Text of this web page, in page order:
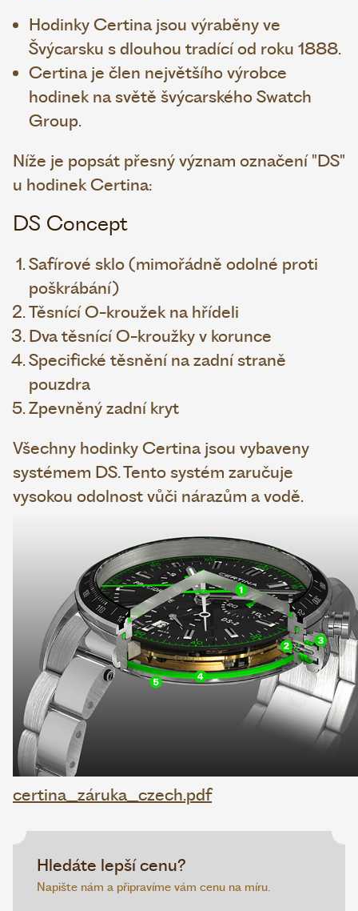
Hodinky Certina jsou výraběny ve
Švýcarsku s dlouhou tradící od roku 1888.
Certina je člen největšího výrobce
hodinek na světě švýcarského Swatch
Group.
Níže je popsát přesný význam označení "DS"
u hodinek Certina:
DS Concept
Safírové sklo (mimořádně odolné proti
poškrábání)
Těsnící O-kroužek na hřídeli
Dva těsnící O-kroužky v korunce
Specifické těsnění na zadní straně
pouzdra
Zpevněný zadní kryt
Všechny hodinky Certina jsou vybaveny
systémem DS. Tento systém zaručuje
vysokou odolnost vůči nárazům a vodě.
certina_záruka_czech.pdf
Hledáte lepší cenu?
Napište nám a připravíme vám cenu na míru.